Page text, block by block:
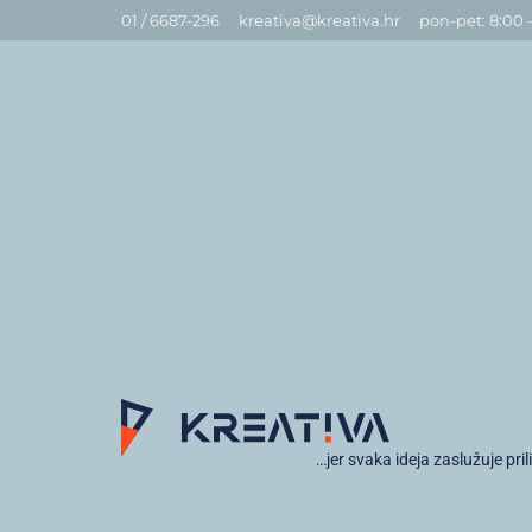
01 / 6687-296 kreativa@kreativa.hr pon-pet: 8:00
…jer svaka ideja zaslužuje